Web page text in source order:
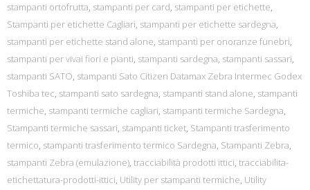
stampanti ortofrutta, stampanti per card, stampanti per etichette,
Stampanti per etichette Cagliari, stampanti per etichette sardegna,
stampanti per etichette stand alone, stampanti per onoranze funebri,
stampanti per vivai fiori e pianti, stampanti sardegna, stampanti sassari,
stampanti SATO, stampanti Sato Citizen Datamax Zebra Intermec Godex
Toshiba tec, stampanti sato sardegna, stampanti stand alone, stampanti
termiche, stampanti termiche cagliari, stampanti termiche Sardegna,
Stampanti termiche sassari, stampanti ticket, Stampanti trasferimento
termico, stampanti trasferimento termico Sardegna, Stampanti Zebra,
stampanti Zebra (emulazione), tracciabilità prodotti ittici, tracciabilita-
etichettatura-prodotti-ittici, Utility per stampanti termiche, Utility